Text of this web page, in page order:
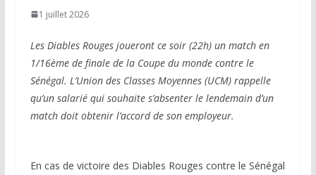
1 juillet 2026
Les Diables Rouges joueront ce soir (22h) un match en
1/16ème de finale de la Coupe du monde contre le
Sénégal. L’Union des Classes Moyennes (UCM) rappelle
qu’un salarié qui souhaite s’absenter le lendemain d’un
match doit obtenir l’accord de son employeur.
En cas de victoire des Diables Rouges contre le Sénégal